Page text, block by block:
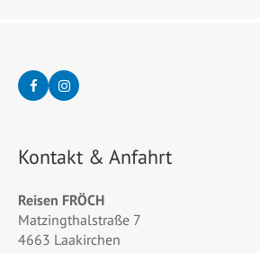
Kontakt & Anfahrt
Reisen FRÖCH
Matzingthalstraße 7
4663 Laakirchen